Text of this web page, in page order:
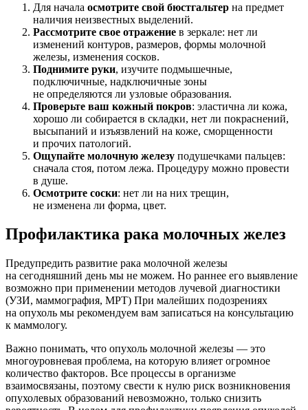
Для начала осмотрите свой бюстгальтер на предмет
наличия неизвестных выделений.
Рассмотрите свое отражение в зеркале: нет ли
изменений контуров, размеров, формы молочной
железы, изменения сосков.
Поднимите руки, изучите подмышечные,
подключичные, надключичные зоны
не определяются ли узловые образования.
Проверьте ваш кожный покров: эластична ли кожа,
хорошо ли собирается в складки, нет ли покраснений,
высыпаний и изъязвлений на коже, сморщенности
и прочих патологий.
Ощупайте молочную железу подушечками пальцев:
сначала стоя, потом лежа. Процедуру можно провести
в душе.
Осмотрите соски: нет ли на них трещин,
не изменена ли форма, цвет.
Профилактика рака молочных желез
Предупредить развитие рака молочной железы
на сегодняшний день мы не можем. Но раннее его выявление
возможно при применении методов лучевой диагностики
(УЗИ, маммография, МРТ) При малейших подозрениях
на опухоль мы рекомендуем вам записаться на консультацию
к маммологу.
Важно понимать, что опухоль молочной железы — это
многоуровневая проблема, на которую влияет огромное
количество факторов. Все процессы в организме
взаимосвязаны, поэтому свести к нулю риск возникновения
опухолевых образований невозможно, только снизить